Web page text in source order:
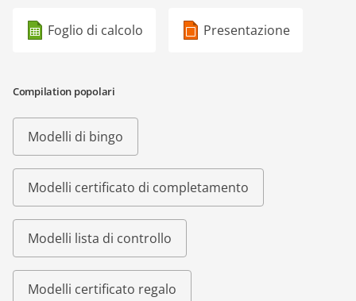
Foglio di calcolo Presentazione
Compilation popolari
Modelli di bingo
Modelli certificato di completamento
Modelli lista di controllo
Modelli certificato regalo